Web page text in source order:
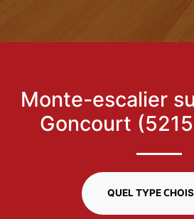
Monte-escalier
Goncourt
QUEL TYPE